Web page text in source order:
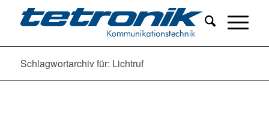
Schlagwortarchiv für: Lichtruf